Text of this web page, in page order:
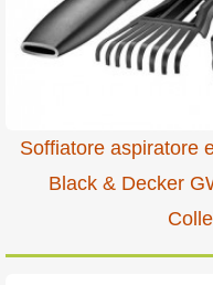
Soffiatore aspiratore
Black & Decker